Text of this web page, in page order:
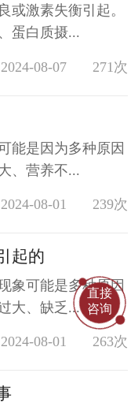
或激素失衡引起。
蛋白质摄...
2024-08-07 271次
能是因为多种原因
、营养不...
2024-08-01 239次
起的
象可能是多种原因
大、缺乏...
2024-08-01 263次
直接
咨询